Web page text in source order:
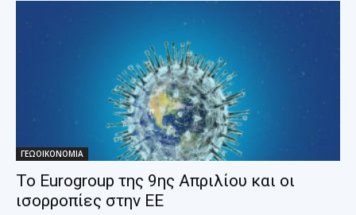
ΓΕΩΟΙΚΟΝΟΜΙΑ
To Eurogroup της 9ης Απριλίου και οι
ισορροπίες στην ΕΕ